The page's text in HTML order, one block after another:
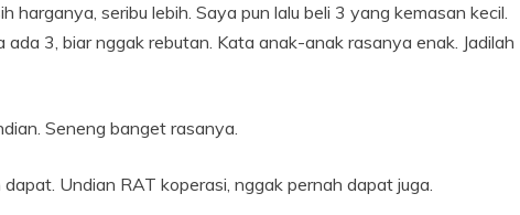
harganya, seribu lebih. Saya pun lalu beli 3 yang kemasan kecil.
3, biar nggak rebutan. Kata anak-anak rasanya enak. Jadilah
Seneng banget rasanya.
Undian RAT koperasi, nggak pernah dapat juga.